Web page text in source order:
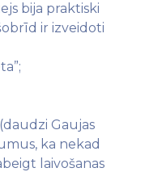
bija praktiski
ir izveidoti
Gaujas
ka nekad
laivošanas